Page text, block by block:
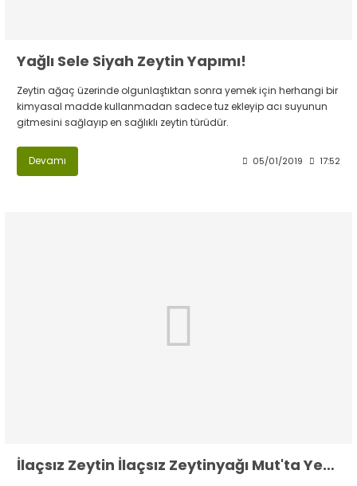
Yağlı Sele Siyah Zeytin Yapımı!
Zeytin ağaç üzerinde olgunlaştıktan sonra yemek için herhangi bir
kimyasal madde kullanmadan sadece tuz ekleyip acı suyunun
gitmesini sağlayıp en sağlıklı zeytin türüdür.
Devamı 05/01/2019 17:52
İlaçsız Zeytin İlaçsız Zeytinyağı Mut'ta Yetişir